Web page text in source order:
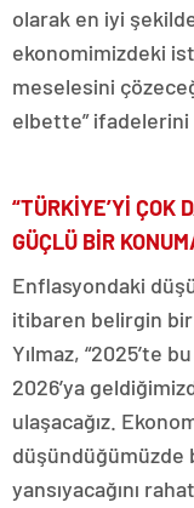
olarak en iyi
ekonomimizdeki
meselesini
elbette” ifadelerini
“TÜRKİYE’Yİ ÇOK
GÜÇLÜ BİR
Enflasyondaki
itibaren belirgin
Yılmaz, “2025’te
2026’ya
ulaşacağız.
düşündüğümüzde
yansıyacağını